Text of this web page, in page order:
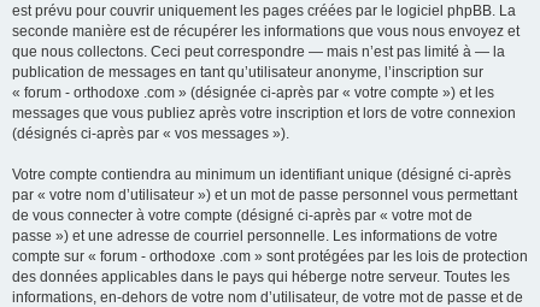
est prévu pour couvrir uniquement les pages créées par le logiciel phpBB. La
seconde manière est de récupérer les informations que vous nous envoyez et
que nous collectons. Ceci peut correspondre — mais n’est pas limité à — la
publication de messages en tant qu’utilisateur anonyme, l’inscription sur
« forum - orthodoxe .com » (désignée ci-après par « votre compte ») et les
messages que vous publiez après votre inscription et lors de votre connexion
(désignés ci-après par « vos messages »).
Votre compte contiendra au minimum un identifiant unique (désigné ci-après
par « votre nom d’utilisateur ») et un mot de passe personnel vous permettant
de vous connecter à votre compte (désigné ci-après par « votre mot de
passe ») et une adresse de courriel personnelle. Les informations de votre
compte sur « forum - orthodoxe .com » sont protégées par les lois de protection
des données applicables dans le pays qui héberge notre serveur. Toutes les
informations, en-dehors de votre nom d’utilisateur, de votre mot de passe et de